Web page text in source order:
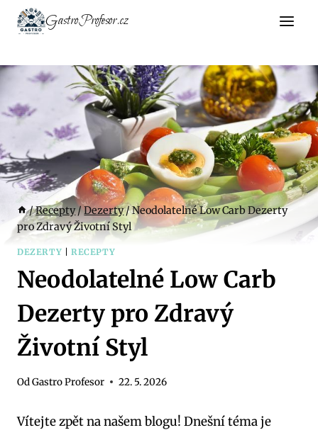
Přeskočit
GastroProfesor.cz
/Recepty/Dezerty/Neodolatelné Low Carb Dezerty
pro Zdravý Životní Styl
DEZERTY RECEPTY
Neodolatelné Low Carb
Dezerty pro Zdravý
Životní Styl
OdGastro Profesor 22. 5. 2026
Vítejte zpět na našem blogu! Dnešní téma je